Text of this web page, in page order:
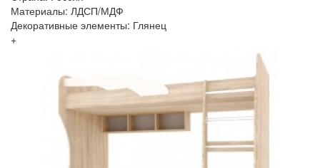
Материалы: ЛДСП/МДФ
Декоративные элементы: Глянец
+